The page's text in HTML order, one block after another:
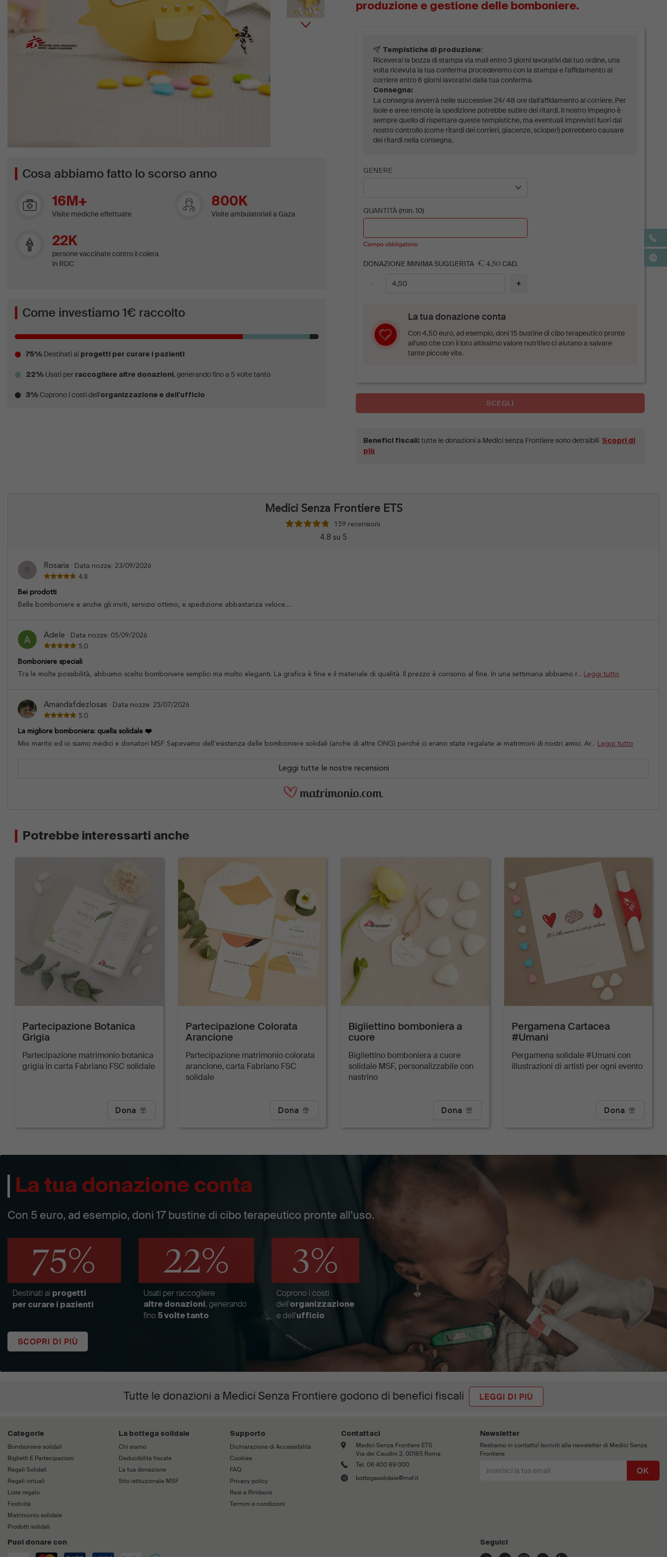
Cosa abbiamo fatto lo scorso anno
16M+
Visite mediche effettuate
800K
Visite ambulatoriali a Gaza
22K
persone vaccinate contro il colera
in RDC
Come investiamo 1€ raccolto
75% Destinati ai progetti per curare i pazienti
22% Usati per raccogliere altre donazioni , generando fino a 5 volte tanto
3% Coprono i costi dell'organizzazione e dell'ufficio
produzione e gestione delle bomboniere.
Tempistiche di produzione:
Riceverai la bozza di stampa via mail entro 3 giorni lavorativi dal tuo ordine, una
volta ricevuta la tua conferma procederemo con la stampa e l'affidamento al
corriere entro 6 giorni lavorativi dalla tua conferma.
Consegna:
La consegna avverrà nelle successive 24/ 48 ore dall'affidamento al corriere. Per
isole e aree remote la spedizione potrebbe subire dei ritardi. Il nostro impegno è
sempre quello di rispettare queste tempistiche, ma eventuali imprevisti fuori dal
nostro controllo (come ritardi dei corrieri, giacenze, scioperi) potrebbero causare
dei ritardi nella consegna.
GENERE
QUANTITÀ (min. 10)
Campo obbligatorio
DONAZIONE MINIMA SUGGERITA € 4,50 CAD.
+
La tua donazione conta
Con 4,50 euro, ad esempio, doni 15 bustine di cibo terapeutico pronte
all'uso che con il loro altissimo valore nutritivo ci aiutano a salvare
tante piccole vite.
SCEGLI
Benefici fiscali: tutte le donazioni a Medici senza Frontiere sono detraibili Scopri di
più
Medici Senza Frontiere ETS
159 recensioni
4.8 su 5
Rosaria · Data nozze: 23/09/2026
4.8
Bei prodotti
Belle bomboniere e anche gli inviti, servizio ottimo, e spedizione abbastanza veloce....
Adele · Data nozze: 05/09/2026
5.0
Bomboniere speciali
Tra le molte possibilità, abbiamo scelto bomboniere semplici ma molto eleganti. La grafica è fine e il materiale di qualità. Il prezzo è consono al fine. In una settimana abbiamo r... Leggi tutto
Amandafdezlosas · Data nozze: 25/07/2026
5.0
La migliore bomboniera: quella solidale ❤️
Mio marito ed io siamo medici e donatori MSF. Sapevamo dell’esistenza delle bomboniere solidali (anche di altre ONG) perché ci erano state regalate ai matrimoni di nostri amici. Ar... Leggi tutto
Leggi tutte le nostre recensioni
Potrebbe interessarti anche
Partecipazione Botanica
Grigia
Partecipazione matrimonio botanica
grigia in carta Fabriano FSC solidale
Dona
Partecipazione Colorata
Arancione
Partecipazione matrimonio colorata
arancione, carta Fabriano FSC
solidale
Dona
Bigliettino bomboniera a
cuore
Bigliettino bomboniera a cuore
solidale MSF, personalizzabile con
nastrino
Dona
Pergamena Cartacea
#Umani
Pergamena solidale #Umani con
illustrazioni di artisti per ogni evento
Dona
La tua donazione conta
Con 5 euro, ad esempio, doni 17 bustine di cibo terapeutico pronte all’uso.
75%
Destinati ai progetti
per curare i pazienti
22%
Usati per raccogliere
altre donazioni, generando
fino 5 volte tanto
3%
Coprono i costi
dell'organizzazione
e dell'ufficio
SCOPRI DI PIÙ
Tutte le donazioni a Medici Senza Frontiere godono di benefici fiscali LEGGI DI PIÙ
Newsletter
Restiamo in contatto! Iscriviti alla newsletter di Medici Senza
Frontiere
OK
Contattaci
Medici Senza Frontiere ETS
Via dei Caudini 2, 00185 Roma
Tel. 06 400 89 000
bottegasolidale@msf.it
Categorie
Bomboniere solidali
Biglietti E Partecipazioni
Regali Solidali
Regali virtuali
Liste regalo
Festività
Matrimonio solidale
Prodotti solidali
La bottega solidale
Chi siamo
Deducibilità fiscale
La tua donazione
Sito istituzionale MSF
Supporto
Dichiarazione di Accessibilità
Cookies
FAQ
Privacy policy
Resi e Rimborsi
Termini e condizioni
Seguici
Puoi donare con